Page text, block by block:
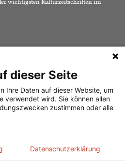
wichtigsten Kulturzeitschriften im
im Überblick
Abo
Impressum
Datenschutz
Mediadaten
dieser Seite
Ihre Daten auf dieser Website, um
verwendet wird. Sie können allen
zustimmen oder alle
Datenschutzerklärung